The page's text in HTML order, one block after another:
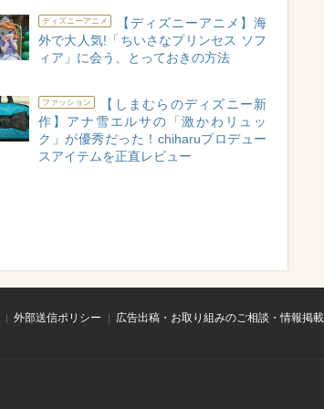
ディズニーアニメ
【ディズニーアニメ】海
外で大人気!「ちいさなプリンセス ソフ
ィア」に会う、とっておきの方法
ファッション
【しまむらのディズニー新
作】アナ雪エルサの「激かわリュッ
ク」が優秀だった！chiharuプロデュー
スアイテムを正直レビュー
外部送信ポリシー
広告出稿・お取り組みのご相談・情報掲